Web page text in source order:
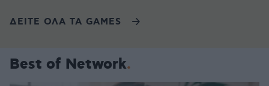
ΔΕΙΤΕ ΟΛΑ ΤΑ GAMES
Best of Network